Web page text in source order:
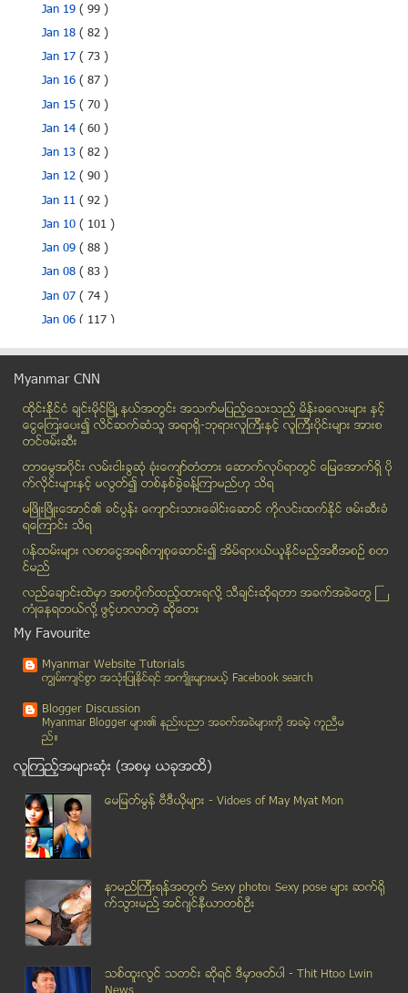
Jan 19( 99 )
Jan 18( 82 )
Jan 17( 73 )
Jan 16( 87 )
Jan 15( 70 )
Jan 14( 60 )
Jan 13( 82 )
Jan 12( 90 )
Jan 11( 92 )
Jan 10( 101 )
Jan 09( 88 )
Jan 08( 83 )
Jan 07( 74 )
Jan 06( 117 )
Jan 05( 78 )
ဆယ္ႏွစ္ေက်ာ္အက်ဥ္းက်ေနေသာ ႐ုရွားေရနံလုပ္ငန္းရွင္ေဟ...
ေထာက္လွမ္းေရးအစီအစဥ္မ်ားျပန္လည္သံုးသပ္မည္ဟု အုိဘား...
မသန္စြမ္းအားကစားၿပိဳင္ပြဲ လက္မွတ္မ်ား ၿပိဳင္ပြဲမစမ...
ကစားသမားဘ၀မွ အနားယူခဲ့သည့္ ေအာင္ေက်ာ္မိုး နည္းျပဆက...
အစိုးရအားမကိုးဘဲတြက္ေျခကိုက္ေအာင္ ငါးေမြးျမဴရန္ ငါ...
ရန္ျဖစ္ထိုးႀကိတ္ရင္း လည္ပင္းနင္းမိ၍ အမ်ဳိးသားတစ္ဦးေသ
ေရြးေကာက္ပြဲေကာ္မရွင္ ႐ုံးမ်ားတြင္ တပ္မေတာ္ အရာရွိ...
ပုဒ္မ ၁၈ဖ်က္သိမ္းရန္ တစ္ကိုယ္ေတာ္ဆႏၵျပသူ တားဆီးခံရ
New Light of Myanmar သတင္းစာ (၄-၁-၂၀၁၄)
ျမန္မာ့အလင္း သတင္းစာ (၄-၁-၂၀၁၄)
အီသီယိုးပီးယားတြင္ ေတာင္ဆူဒန္အစိုးရႏွင့္ သူပုန္မ်ာ...
လြတ္ၿငိမ္းခ်မ္းသာခြင့္ျဖင့္ တစ္ႏိုင္ငံလံုးမွ အက်ဥ္...
လာမည့္ဘ႑ာႏွစ္မွစ၍ သမၼတ၏ လွ်ပ္စစ္ဓာတ္အားခ တိုးျမႇင္...
ရန္ကုန္တုိင္း ေဒသႀကီး၌ ဒီဇင္ဘာ ၃၁ ရက္၌ ယာဥ္တုိက္မႈ...
ရန္ကုန္ၿမိဳ႕ရွိ ေနရာအႏွံ႔အျပားတြင္ ကရင္ႏွစ္သစ္ကူး ...
ထန္းတပင္ၿမိဳ႕နယ္ရွိ ေနအိမ္တစ္အိမ္အား အုပ္စုဖြဲ႕ကာ ...
NetGuide Journal (4-Jan-2014)
အထက္ျမန္မာျပည္ သံဃာ့ညီလာခံ က်င္းပမည္
လူထုပံုရိပ္ဂ်ာနယ္ ထုတ္ေဝသူကို ျပည္ထဲေရး ေခၚယူသတိေပး ။
ေဖ့စ္ဘြခ္ေၾကာင့္ ကိုယ့္ရဲ႕အလွတရားေတြကို ေဖာ္ထုတ္ခြ...
Myanmar CNN
ထိုင္းနို္င္ငံ ခ်င္းမိုင္ျမိဳ ့နယ္အတြင္း အသက္မျပည့္ေသးသည့္ မိန္းခေလးမ်ား နွင့္
ေငြေၾကးေပး၍ လိင္ဆက္ဆံသူ အရာရွိ-ဘုရားလူၾကီးနွင့္ လူၾကီးပိုင္းမ်ား အားစ
တင္ဖမ္းဆီး
တာေမြအ၀ိုင္း လမ္းငါးခြဆံု ခံုးေက်ာ္တံတား ေဆာက္လုပ္ရာတြင္ ေျမေအာက္ရွိ ပို
က္လိုင္းမ်ားႏွင့္ မလြတ္၍ တစ္ႏွစ္ခြဲခန္႔ၾကာမည္ဟု သိရ
မၿဖိဳးၿဖိဳးေအာင္၏ ခင္ပြန္း ေက်ာင္းသားေခါင္းေဆာင္ ကိုလင္းထက္ႏိုင္ ဖမ္းဆီးခံ
ရေၾကာင္း သိရ
၀န္ထမ္းမ်ား လစာေငြအရစ္က်စုေဆာင္း၍ အိမ္ရာ၀ယ္ယူႏုိင္မည့္အစီအစဥ္ စတ
င္မည္
လည္ေခ်ာင္းထဲမွာ အစာပိုက္ထည့္ထားရလုိ႔ သီခ်င္းဆုိရတာ အခက္အခဲေတြ ႀ
ကံဳေနရတယ္လို႔ ဖြင့္ဟလာတဲ့ ဆုိေတး
My Favourite
Myanmar Website Tutorials
ကၽြမ္းက်င္စြာ အသုံးျပဳႏုိင္ရင္ အက်ိဳးမ်ားမယ့္ Facebook search
Blogger Discussion
Myanmar Blogger မ်ား၏ နည္းပညာ အခက္အခဲမ်ားကုိ အခမဲ့ ကူညီမ
ည္။
လူၾကည့္အမ်ားဆုံး (အစမွ ယခုအထိ)
ေမျမတ္မြန္ ဗီဒီယုိမ်ား - Vidoes of May Myat Mon
နာမည္ၾကီးရန္အတြက္ Sexy photo၊ Sexy pose မ်ား ဆက္ရို
က္သြားမည္႔ အင္ဂ်င္နီယာတစ္ဦး
သစ္ထူးလြင္ သတင္း ဆုိရင္ ဒီမွာဖတ္ပါ - Thit Htoo Lwin